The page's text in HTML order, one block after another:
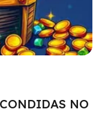
NO